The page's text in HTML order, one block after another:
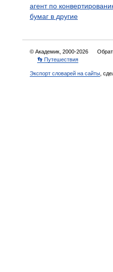
агент по
бумаг в другие
© Академик, 2000-2026
👣 Путешествия
Экспорт словарей на сайты ,